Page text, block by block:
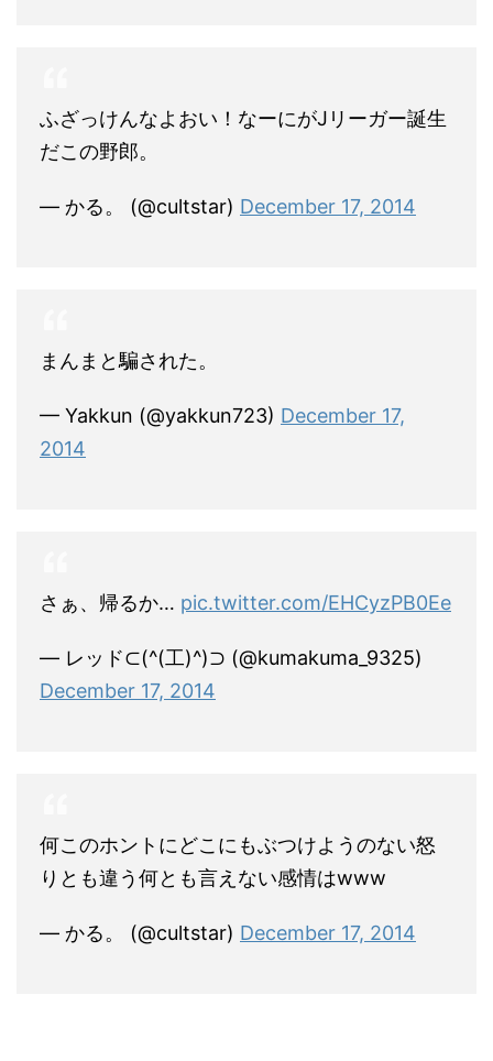
ふざっけんなよおい！なーにがJリーガー誕生
だこの野郎。
— かる。 (@cultstar) December 17, 2014
まんまと騙された。
— Yakkun (@yakkun723) December 17,
2014
さぁ、帰るか… pic.twitter.com/EHCyzPB0Ee
— レッド⊂(^(工)^)⊃ (@kumakuma_9325)
December 17, 2014
何このホントにどこにもぶつけようのない怒
りとも違う何とも言えない感情はwww
— かる。 (@cultstar) December 17, 2014